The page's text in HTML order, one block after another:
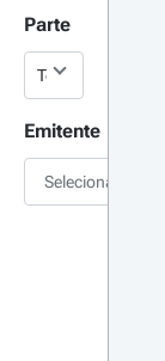
Parte
Emitente
Selecionar